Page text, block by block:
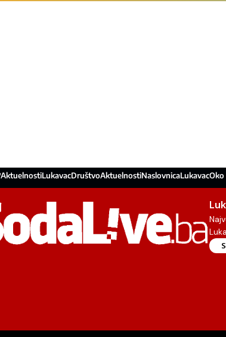
AktuelnostiLukavacDruštvoAktuelnostiNaslovnicaLukavacOko